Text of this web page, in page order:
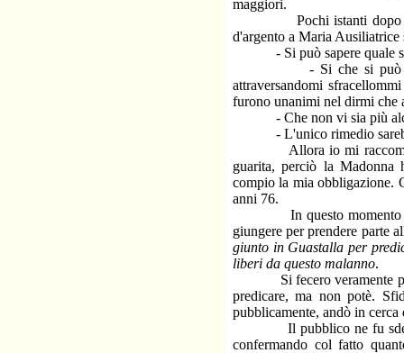
maggiori.
Pochi istanti dopo
d'argento a Maria Ausiliatrice
- Si può sapere quale
- Si che si può
attraversandomi
furono unanimi nel dirmi che
- Che non vi sia più
- L'unico rimedio
Allora io mi raccomandai
guarita, perciò la Madonna
compio la mia obbligazione.
anni 76.
In questo momento
giungere per prendere parte
giunto in Guastalla per
liberi da questo malanno.
Si fecero veramente
predicare, ma non potè.
pubblicamente, andò in
Il pubblico ne fu
confermando col fatto